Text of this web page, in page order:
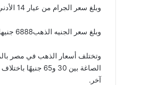
وبلغ سعر الجرام من عيار 14 الأدني 547 جنيها.
وبلغ سعر الجنيه الذهب6888 جنيها وأوقية الذهب نحو 30.602 جنيه، وكيلو الذهب 984 ألف جنيه.
وتختلف أسعار الذهب في مصر
الصاغة بين 30
آخر.